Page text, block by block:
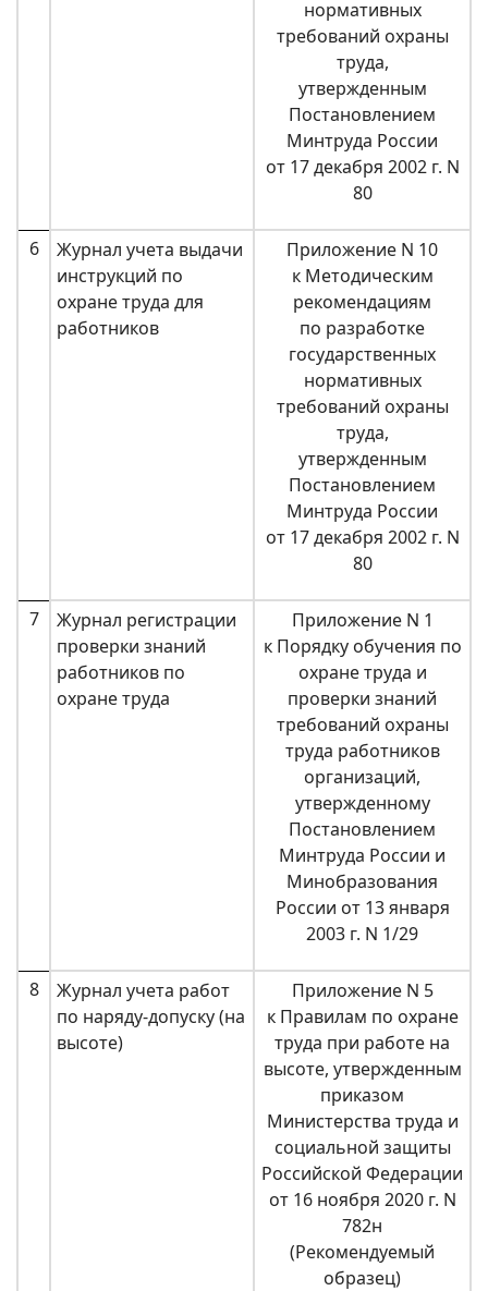
нормативных
требований охраны
труда,
утвержденным
Постановлением
Минтруда России
от 17 декабря 2002 г. N
80
6
Журнал учета выдачи
инструкций по
охране труда для
работников
Приложение N 10
к Методическим
рекомендациям
по разработке
государственных
нормативных
требований охраны
труда,
утвержденным
Постановлением
Минтруда России
от 17 декабря 2002 г. N
80
7
Журнал регистрации
проверки знаний
работников по
охране труда
Приложение N 1
к Порядку обучения по
охране труда и
проверки знаний
требований охраны
труда работников
организаций,
утвержденному
Постановлением
Минтруда России и
Минобразования
России от 13 января
2003 г. N 1/29
8
Журнал учета работ
по наряду-допуску (на
высоте)
Приложение N 5
к Правилам по охране
труда при работе на
высоте, утвержденным
приказом
Министерства труда и
социальной защиты
Российской Федерации
от 16 ноября 2020 г. N
782н
(Рекомендуемый
образец)